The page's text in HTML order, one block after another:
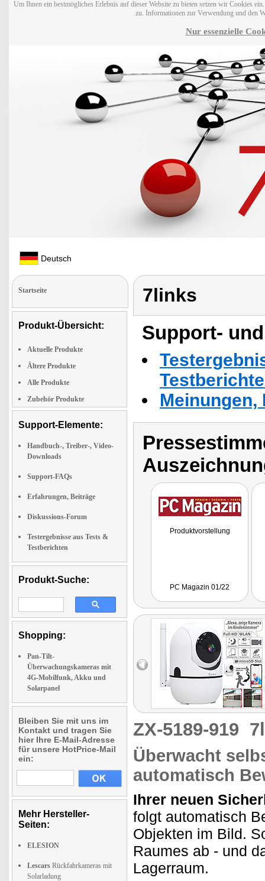
Um Ihnen ein bestmögliches Erlebnis auf dieser Website zu bieten setzen wir Cookies
zu. Informationen zur Verwendung und den
Nur essenzielle
Deutsch
Startseite
Produkt-Übersicht:
Aktuelle Produkte
Ältere Produkte
Alle Produkte
Zubehör Produkte
Support-Elemente:
Handbuch-, Treiber-, Video-
Downloads
Support-FAQs
Erfahrungen, Beiträge
Diskussions-Forum
Testergebnisse aus Tests &
Testberichten
Produkt-Suche:
Shopping:
Pan-Tilt-
Überwachungskameras mit
4G-Mobilfunk, Akku und
Solarpanel
Bleiben Sie mit uns im
Kontakt und tragen Sie
hier Ihre E-Mail-Adresse
für unsere HotPrice-Mail
ein:
Mehr Hersteller-
Seiten:
ELESION
Lescars Rückfahrkameras mit
Solarladung
7links
Support-
Produktvorstellung
PC Magazin 01/22
ZX-5189-919
Überwacht
automatisch
Ihrer neuen
folgt automatisch
Objekten im Bild.
Raumes ab - und
Lagerraum.